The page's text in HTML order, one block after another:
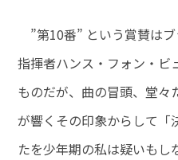
”第10番” という賞賛は
指揮者ハンス・フォン・ビ
ものだが、曲の冒頭、堂々
が響くその印象からして「
たを少年期の私は疑いも